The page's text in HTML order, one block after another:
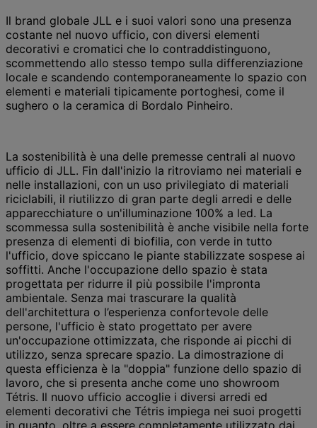
Il brand globale JLL e i suoi valori sono una presenza
costante nel nuovo ufficio, con diversi elementi
decorativi e cromatici che lo contraddistinguono,
scommettendo allo stesso tempo sulla differenziazione
locale e scandendo contemporaneamente lo spazio con
elementi e materiali tipicamente portoghesi, come il
sughero o la ceramica di Bordalo Pinheiro.
La sostenibilità è una delle premesse centrali al nuovo
ufficio di JLL. Fin dall'inizio la ritroviamo nei materiali e
nelle installazioni, con un uso privilegiato di materiali
riciclabili, il riutilizzo di gran parte degli arredi e delle
apparecchiature o un'illuminazione 100% a led. La
scommessa sulla sostenibilità è anche visibile nella forte
presenza di elementi di biofilia, con verde in tutto
l'ufficio, dove spiccano le piante stabilizzate sospese ai
soffitti. Anche l'occupazione dello spazio è stata
progettata per ridurre il più possibile l'impronta
ambientale. Senza mai trascurare la qualità
dell'architettura o l’esperienza confortevole delle
persone, l'ufficio è stato progettato per avere
un'occupazione ottimizzata, che risponde ai picchi di
utilizzo, senza sprecare spazio. La dimostrazione di
questa efficienza è la "doppia" funzione dello spazio di
lavoro, che si presenta anche come uno showroom
Tétris. Il nuovo ufficio accoglie i diversi arredi ed
elementi decorativi che Tétris impiega nei suoi progetti
in quanto, oltre a essere completamente utilizzato dai